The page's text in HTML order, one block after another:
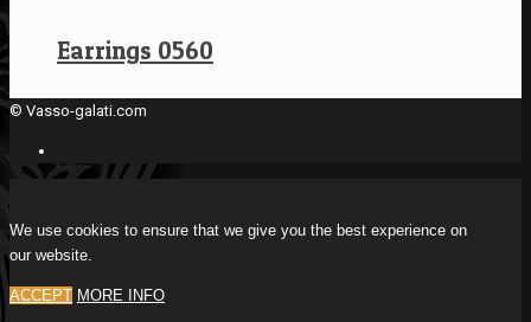
Earrings 0560
© Vasso-galati.com
We use cookies to ensure that we give you the best experience on
our website.
ACCEPT MORE INFO